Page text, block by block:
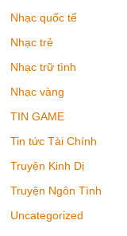
Nhạc quốc tế
Nhạc trẻ
Nhạc trữ tình
Nhạc vàng
TIN GAME
Tin tức Tài Chính
Truyện Kinh Dị
Truyện Ngôn Tình
Uncategorized